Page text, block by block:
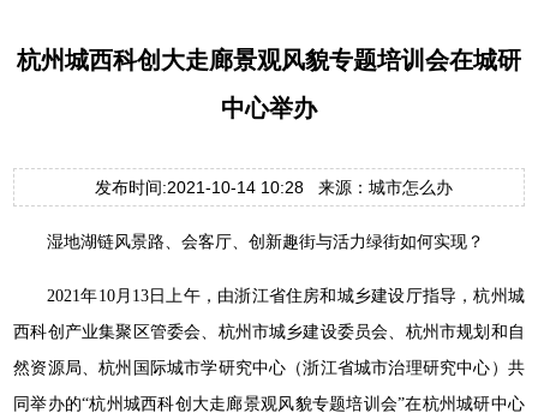
杭州城西科创大走廊景观风貌专题培训会在城研
中心举办
发布时间:2021-10-14 10:28 来源：城市怎么办
湿地湖链风景路、会客厅、创新趣街与活力绿街如何实现？
2021年10月13日上午，由浙江省住房和城乡建设厅指导，杭州城
西科创产业集聚区管委会、杭州市城乡建设委员会、杭州市规划和自
然资源局、杭州国际城市学研究中心（浙江省城市治理研究中心）共
同举办的“杭州城西科创大走廊景观风貌专题培训会”在杭州城研中心